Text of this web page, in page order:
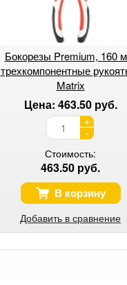
Бокорезы Premium, 160
трехкомпонентные
Matrix
Цена: 463.50 руб.
+
-
Стоимость:
463.50 руб.
В корзину
Добавить в сравнение